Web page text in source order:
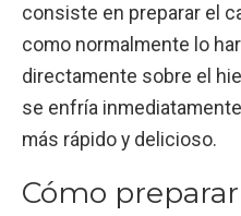
consiste en preparar el
como normalmente lo
directamente sobre el
se enfría
más rápido y delicioso.
Cómo